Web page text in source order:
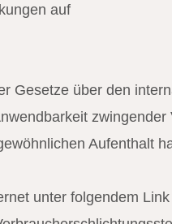
auf
Gesetze über den
zwingender
Aufenthalt
unter folgendem